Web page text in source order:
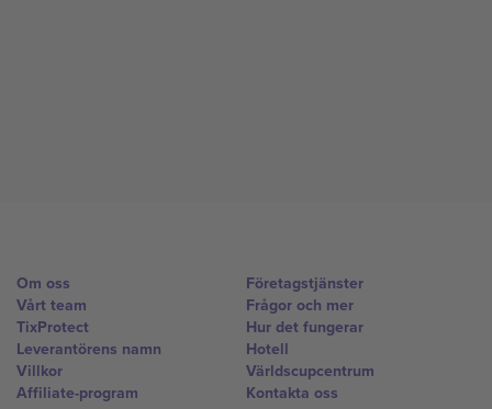
Om oss
Vårt team
TixProtect
Leverantörens namn
Villkor
Affiliate-program
Företagstjänster
Frågor och mer
Hur det fungerar
Hotell
Världscupcentrum
Kontakta oss